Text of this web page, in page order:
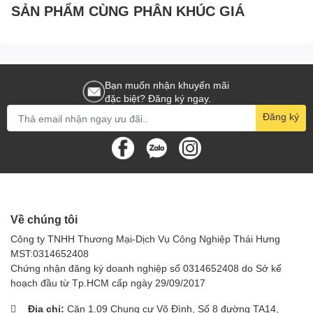
Giá thành hợp lý.
Nhược điểm
Độ ồn cao.
Tiêu thụ điện năng nhiều.
Cách chọn mua motor máy hút bụi
1000W
Khi chọn mua Động cơ (motor) máy hút bụi khô ướt 1000W
SẢN PHẨM CÙNG PHÂN KHÚC GIÁ
Bạn muốn nhận khuyến mãi
đặc biệt? Đăng ký ngay.
Đăng ký
Về chúng tôi
Công ty TNHH Thương Mại-Dịch Vụ Công Nghiệp Thái Hưng
MST:0314652408
Chứng nhận đăng ký doanh nghiệp số 0314652408 do Sở kế
hoạch đầu từ Tp.HCM cấp ngày 29/09/2017
Địa chỉ: Căn 1.09 Chung cư Võ Đình, Số 8 đường TA14,